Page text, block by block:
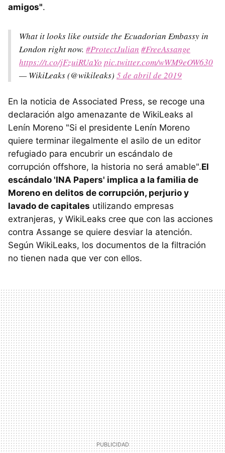
amigos".
What it looks like outside the Ecuadorian Embassy in
London right now. #ProtectJulian #FreeAssange
https://t.co/jFzuiRUaYo pic.twitter.com/wWM9eOW630
— WikiLeaks (@wikileaks) 5 de abril de 2019
En la noticia de Associated Press, se recoge una
declaración algo amenazante de WikiLeaks al
Lenín Moreno "Si el presidente Lenín Moreno
quiere terminar ilegalmente el asilo de un editor
refugiado para encubrir un escándalo de
corrupción offshore, la historia no será amable".El
escándalo 'INA Papers' implica a la familia de
Moreno en delitos de corrupción, perjurio y
lavado de capitales utilizando empresas
extranjeras, y WikiLeaks cree que con las acciones
contra Assange se quiere desviar la atención.
Según WikiLeaks, los documentos de la filtración
no tienen nada que ver con ellos.